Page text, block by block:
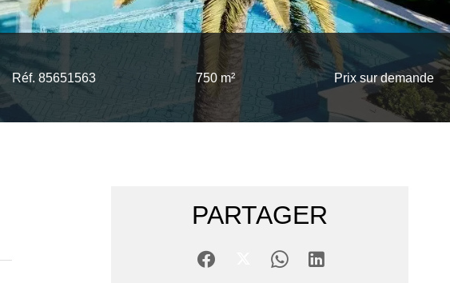
Réf. 85651563 750 m² Prix sur demande
PARTAGER